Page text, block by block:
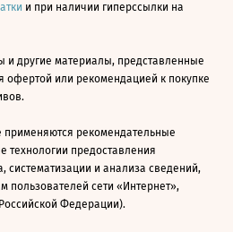
и при наличии гиперссылки на
и другие материалы, представленные
офертой или рекомендацией к покупке
рекомендательные
технологии предоставления
систематизации и анализа сведений,
пользователей сети «Интернет»,
Федерации).